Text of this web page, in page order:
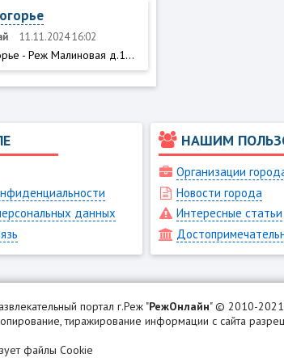
11.11.2024 16:02
- Реж Малиновая д.1...
данных
НАШИМ
Организации
Новости города
Интересные статьи
портал г.Реж "РежОнлайн" © 2010-2021
тиражирование информации с сайта
файлы Cookie